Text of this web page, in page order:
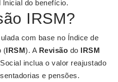
Inicial do benefício.
IRSM?
com base no Índice de
(IRSM). A Revisão do IRSM
inclua o valor reajustado
e pensões.